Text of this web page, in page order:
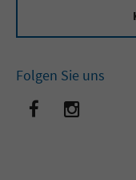
Folgen Sie uns